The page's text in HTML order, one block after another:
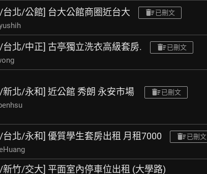
台北/公館] 台大公館商圈近台大 已刪文
台北/中正] 古亭獨立洗衣高級套房. 已刪文
新北/永和] 近公館 秀朗 永安市場 已刪文
台北/永和] 優質學生套房出租 月租7000 已刪文
新竹/交大] 平面室內停車位出租 (大學路)